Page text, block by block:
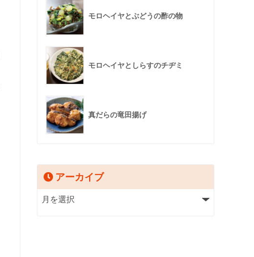
モロヘイヤとぶどうの酢の物
モロヘイヤとしらすのチヂミ
真だらの竜田揚げ
アーカイブ